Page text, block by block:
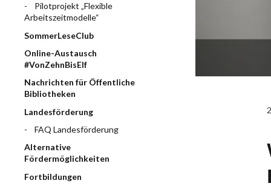
Pilotprojekt „Flexible
Arbeitszeitmodelle“
SommerLeseClub
Online-Austausch
#VonZehnBisElf
Nachrichten für Öffentliche
Bibliotheken
Landesförderung
FAQ Landesförderung
Alternative
Fördermöglichkeiten
Fortbildungen